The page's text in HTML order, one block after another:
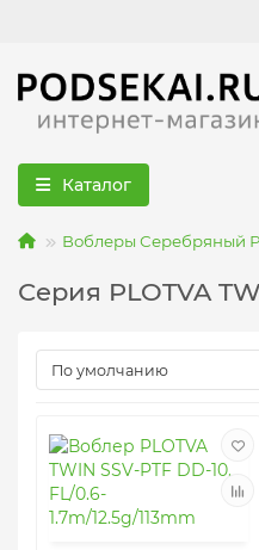
Каталог
Воблеры Серебряный
Серия PLOTVA